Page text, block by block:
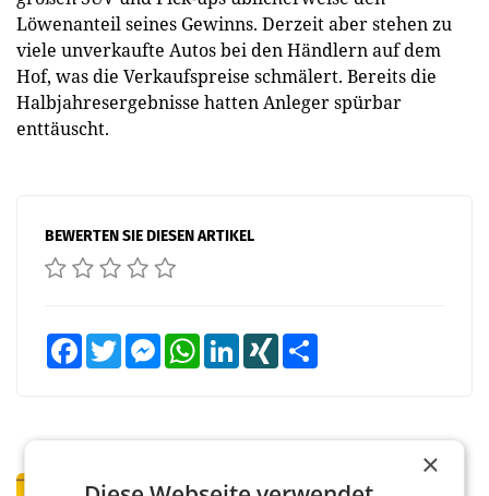
Löwenanteil seines Gewinns. Derzeit aber stehen zu
viele unverkaufte Autos bei den Händlern auf dem
Hof, was die Verkaufspreise schmälert. Bereits die
Halbjahresergebnisse hatten Anleger spürbar
enttäuscht.
BEWERTEN SIE DIESEN ARTIKEL
FacebookTwitter MessengerWhatsAppLinkedInXING
PRIMENEWS
×